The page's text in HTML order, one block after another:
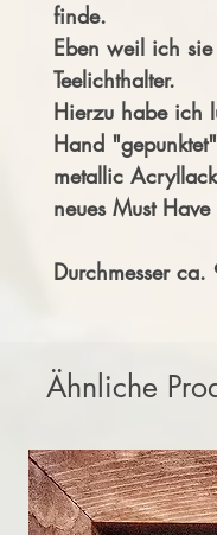
finde.
Eben weil ich
Teelichthalter.
Hierzu habe ich
Hand
metallic
neues Must
Durchmesser ca.
Ähnliche